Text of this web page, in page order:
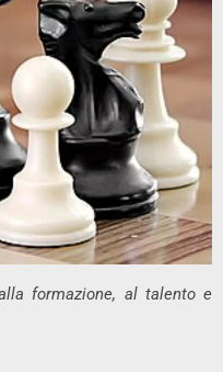
formazione, al talento e